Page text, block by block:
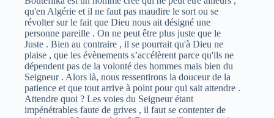
qu'en Algérie et il ne faut pas maudire le sort ou se
révolter sur le fait que Dieu nous ait désigné une
personne pareille . On ne peut être plus juste que le
Juste . Bien au contraire , il se pourrait qu'à Dieu ne
plaise , que les évènements s’accélèrent parce qu'ils ne
dépendent pas de la volonté des hommes mais bien du
Seigneur . Alors là, nous ressentirons la douceur de la
patience et que tout arrive à point pour qui sait attendre .
Attendre quoi ? Les voies du Seigneur étant
impénétrables faute de grives , il faut se contenter de